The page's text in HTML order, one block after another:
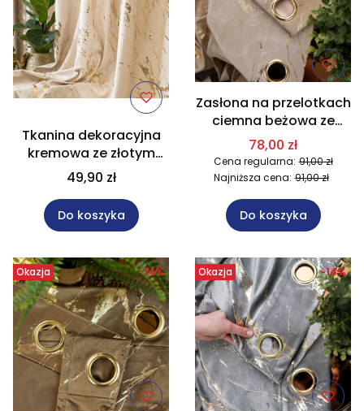
Tkanina dekoracyjna
kremowa ze złotym
nadrukiem wysokość
300 cm MARMA
49,90 zł
Do koszyka
Zasłona na przelotkach
ciemna beżowa ze
złotym nadrukiem
140x250 cm 001/W10
78,00 zł
Cena regularna: 91,00 zł
Najniższa cena: 91,00 zł
Do koszyka
Okazja -14% Okazja -14%